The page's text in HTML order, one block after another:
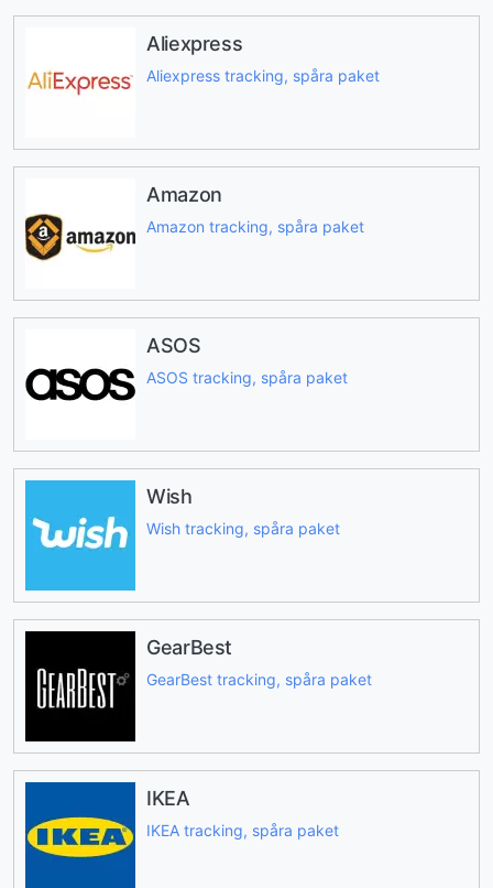
Aliexpress
Aliexpress tracking, spåra paket
Amazon
Amazon tracking, spåra paket
ASOS
ASOS tracking, spåra paket
Wish
Wish tracking, spåra paket
GearBest
GearBest tracking, spåra paket
IKEA
IKEA tracking, spåra paket